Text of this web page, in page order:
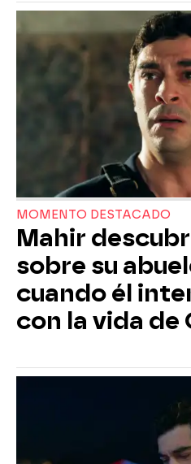
MOMENTO DESTACADO
Mahir
sobre su
cuando él
con la vida de